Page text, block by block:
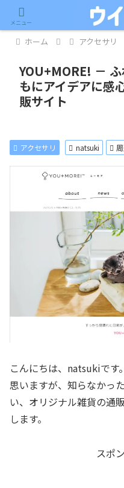
記事内に広告が含まれています。
ホーム アクセサリ
YOU+MORE! －
もにアイデアに感
販サイト
アクセサリ natsuki
こんにちは、natsukiです
思いますが、知らなかっ
い、オリジナル雑貨の通
します。
スポ
メニュー